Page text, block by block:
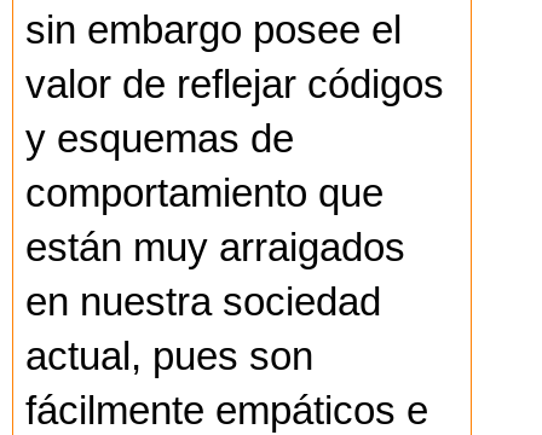
sin embargo posee el
valor de reflejar códigos
y esquemas de
comportamiento que
están muy arraigados
en nuestra sociedad
actual, pues son
fácilmente empáticos e